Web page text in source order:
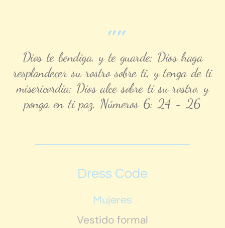
""
Dios te bendiga, y te guarde; Dios haga
resplandecer su rostro sobre ti, y tenga de ti
misericordia; Dios alce sobre ti su rostro, y
ponga en ti paz. Números 6: 24 - 26
Dress Code
Mujeres
Vestido formal